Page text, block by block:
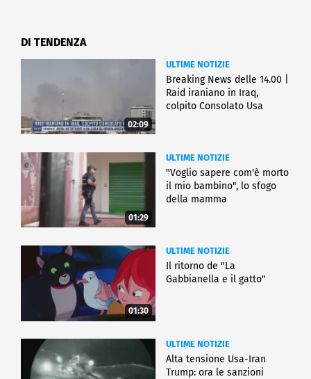
DI TENDENZA
02:09
ULTIME NOTIZIE
Breaking News delle 14.00 |
Raid iraniano in Iraq,
colpito Consolato Usa
01:29
ULTIME NOTIZIE
"Voglio sapere com'è morto
il mio bambino", lo sfogo
della mamma
01:30
ULTIME NOTIZIE
Il ritorno de "La
Gabbianella e il gatto"
ULTIME NOTIZIE
Alta tensione Usa-Iran
Trump: ora le sanzioni